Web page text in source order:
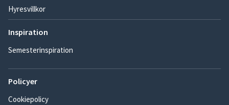
Hyresvillkor
Inspiration
Semesterinspiration
Policyer
Cookiepolicy